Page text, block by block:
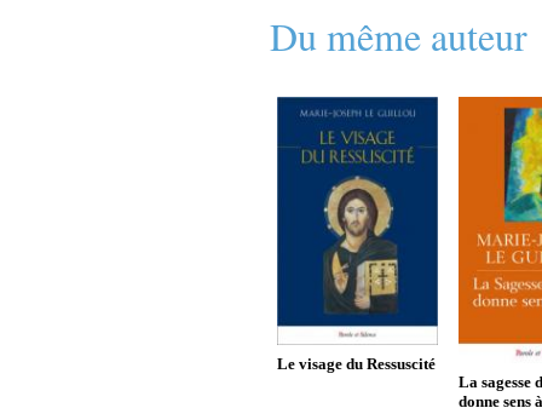
Du même auteur
Le visage du Ressuscité
La sagesse
donne sens